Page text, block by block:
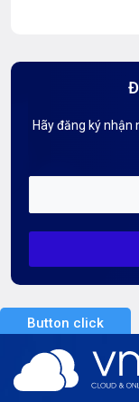
Hướng dẫn Tên
Kiến thức AI
Mỗi tuần 01 Server
Server Dedicated
Server GPU
Server Windows
Hãy đăng ký
Button click